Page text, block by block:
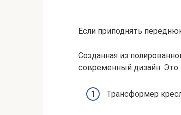
Если приподнять
Созданная из
современный дизайн.
Трансформер